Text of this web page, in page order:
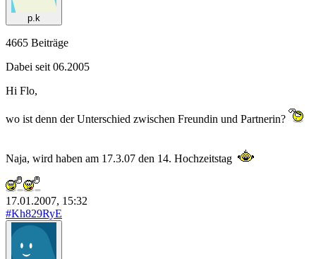
p.k
4665 Beiträge
Dabei seit 06.2005
Hi Flo,
wo ist denn der Unterschied zwischen Freundin und Partnerin?
Naja, wird haben am 17.3.07 den 14. Hochzeitstag
17.01.2007, 15:32
#Kh829RyE